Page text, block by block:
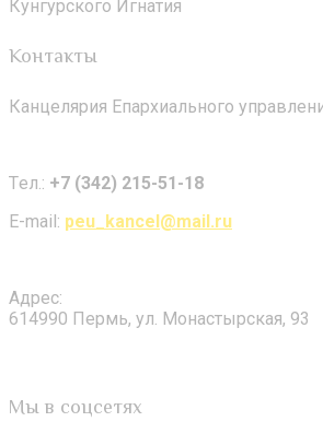
Кунгурского Игнатия
Контакты
Канцелярия Епархиального
Tел.: +7 (342) 215-51-18
E-mail: peu_kancel@mail.ru
Адрес:
614990 Пермь, ул. Монастырская, 93
Мы в соцсетях